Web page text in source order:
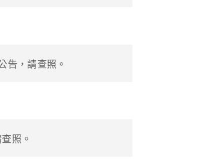
告，請查照。
照。